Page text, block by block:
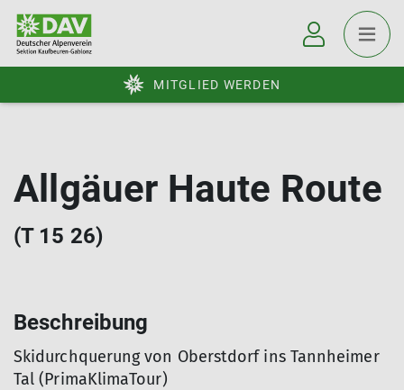
MITGLIED WERDEN
Allgäuer Haute Route
(T 15 26)
Beschreibung
Skidurchquerung von Oberstdorf ins Tannheimer
Tal (PrimaKlimaTour)